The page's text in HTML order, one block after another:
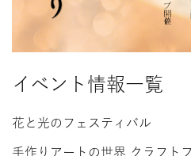
イベント情報一覧
花と光のフェスティバル
手作りアートの世界 クラフト